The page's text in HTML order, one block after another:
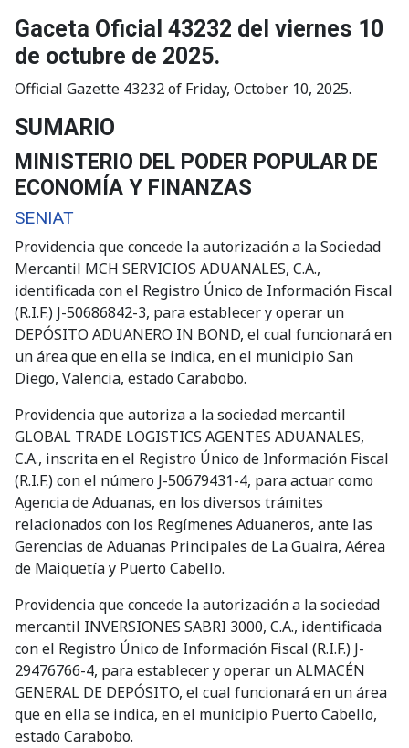
Gaceta Oficial 43232 del viernes 10
de octubre de 2025.
Official Gazette 43232 of Friday, October 10, 2025.
SUMARIO
MINISTERIO DEL PODER POPULAR DE
ECONOMÍA Y FINANZAS
SENIAT
Providencia que concede la autorización a la Sociedad
Mercantil MCH SERVICIOS ADUANALES, C.A.,
identificada con el Registro Único de Información Fiscal
(R.I.F.) J-50686842-3, para establecer y operar un
DEPÓSITO ADUANERO IN BOND, el cual funcionará en
un área que en ella se indica, en el municipio San
Diego, Valencia, estado Carabobo.
Providencia que autoriza a la sociedad mercantil
GLOBAL TRADE LOGISTICS AGENTES ADUANALES,
C.A., inscrita en el Registro Único de Información Fiscal
(R.I.F.) con el número J-50679431-4, para actuar como
Agencia de Aduanas, en los diversos trámites
relacionados con los Regímenes Aduaneros, ante las
Gerencias de Aduanas Principales de La Guaira, Aérea
de Maiquetía y Puerto Cabello.
Providencia que concede la autorización a la sociedad
mercantil INVERSIONES SABRI 3000, C.A., identificada
con el Registro Único de Información Fiscal (R.I.F.) J-
29476766-4, para establecer y operar un ALMACÉN
GENERAL DE DEPÓSITO, el cual funcionará en un área
que en ella se indica, en el municipio Puerto Cabello,
estado Carabobo.